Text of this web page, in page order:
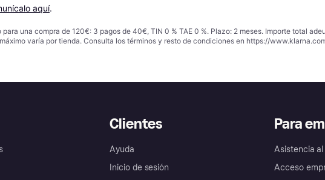
aquí.
una compra de 120€: 3 pagos de 40€, TIN 0 % TAE 0 %. Plazo: 2 meses. Importe total
varía por tienda. Consulta los términos y resto de condiciones en https://
Clientes
Ayuda
Inicio de sesión
Para
Asistencia
Acceso